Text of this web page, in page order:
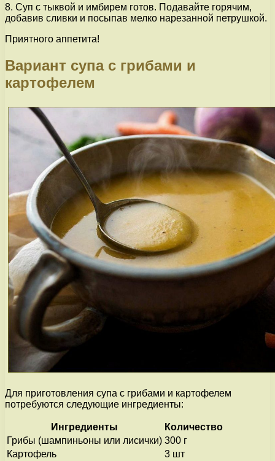
8. Суп с тыквой и имбирем готов. Подавайте горячим,
добавив сливки и посыпав мелко нарезанной петрушкой.
Приятного аппетита!
Вариант супа с грибами и
картофелем
Для приготовления супа с грибами и картофелем
потребуются следующие ингредиенты:
Ингредиенты
Количество
Грибы (шампиньоны или лисички) 300 г
Картофель
3 шт